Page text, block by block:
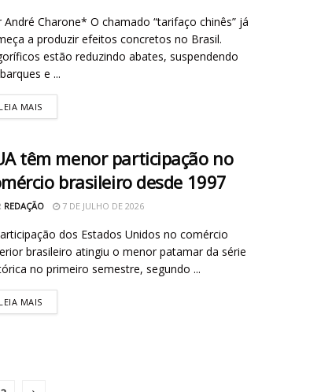
André Charone* O chamado “tarifaço chinês” já
a produzir efeitos concretos no Brasil.
estão reduzindo abates, suspendendo
e ...
LEIA MAIS
têm menor participação no
brasileiro desde 1997
REDAÇÃO 7 DE JULHO DE 2026
dos Estados Unidos no comércio
brasileiro atingiu o menor patamar da série
no primeiro semestre, segundo ...
LEIA MAIS